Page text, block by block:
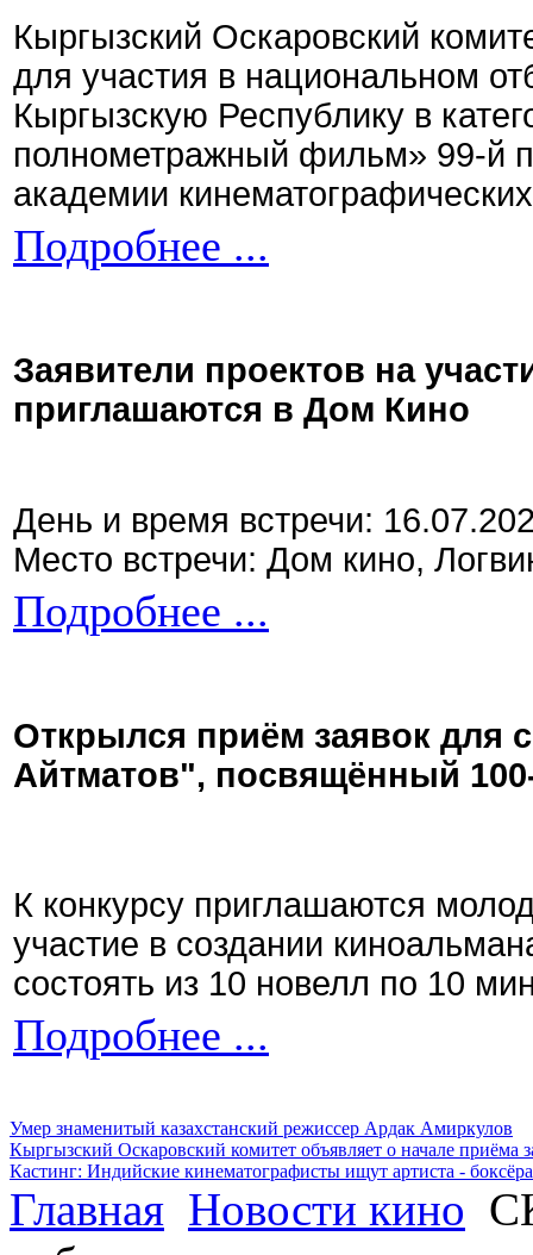
Кыргызский Оскаровский
для участия в национальном
Кыргызскую Республику в
полнометражный фильм» 99-й
академии
Подробнее ...
Заявители проектов на
приглашаются в Дом Кино
День и время встречи:
Место встречи: Дом кино,
Подробнее ...
Открылся приём заявок для
Айтматов", посвящённый
К конкурсу приглашаются
участие в создании
состоять из 10 новелл по 10
Подробнее ...
Умер знаменитый казахстанский режиссер Ардак Амиркулов
Кыргызский Оскаровский комитет объявляет о начале приёма
Кастинг: Индийские кинематографисты ищут артиста -
Главная Новости кино